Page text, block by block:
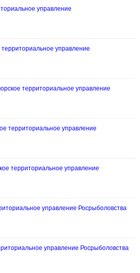
управление
территориальное управление
территориальное управление
территориальное управление
территориальное управление
управление Росрыболовства
управление Росрыболовства